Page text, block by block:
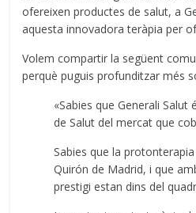
ofereixen productes de salut, a
aquesta innovadora teràpia per
Volem compartir la següent
perquè puguis profunditzar més
«Sabies que Generali Salut
de Salut del mercat que
Sabies que la protonterapia
Quirón de Madrid, i que
prestigi estan dins del